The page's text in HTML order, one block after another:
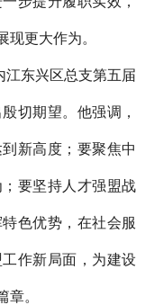
更大作为。
江东兴区总支第五届
切期望。他强调，
新高度；要聚焦中
要坚持人才强盟战
色优势，在社会服
作新局面，为建设
章。